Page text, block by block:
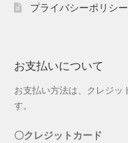
プライバシーポリシー
お支払いについて
お支払い方法は、クレジッ
す。
〇クレジットカード